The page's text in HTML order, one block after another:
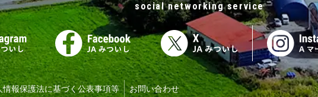
social networking service
情報保護法に基づく公表事項等 お問い合わせ